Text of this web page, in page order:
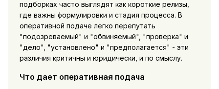
подборках часто выглядят как короткие релизы,
где важны формулировки и стадия процесса. В
оперативной подаче легко перепутать
"подозреваемый" и "обвиняемый", "проверка" и
"дело", "установлено" и "предполагается" - эти
различия критичны и юридически, и по смыслу.
Что дает оперативная подача